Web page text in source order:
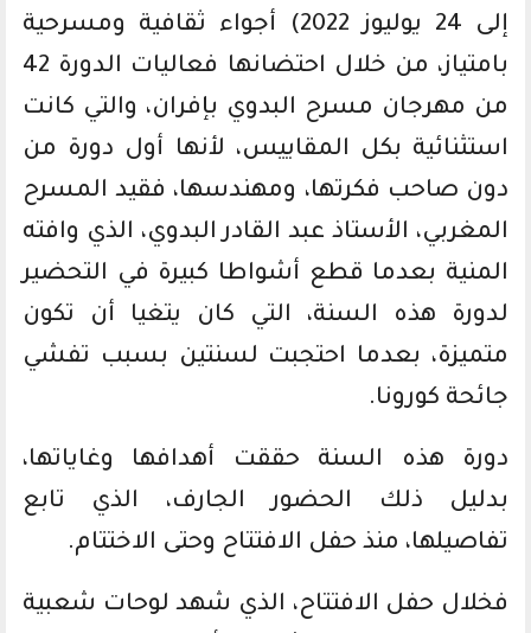
إلى 24 يوليوز 2022) أجواء ثقافية ومسرحية
بامتياز، من خلال احتضانها فعاليات الدورة 42
من مهرجان مسرح البدوي بإفران، والتي كانت
استثنائية بكل المقاييس، لأنها أول دورة من
دون صاحب فكرتها، ومهندسها، فقيد المسرح
المغربي، الأستاذ عبد القادر البدوي، الذي وافته
المنية بعدما قطع أشواطا كبيرة في التحضير
لدورة هذه السنة، التي كان يتغيا أن تكون
متميزة، بعدما احتجبت لسنتين بسبب تفشي
جائحة كورونا.
دورة هذه السنة حققت أهدافها وغاياتها،
بدليل ذلك الحضور الجارف، الذي تابع
تفاصيلها، منذ حفل الافتتاح وحتى الاختتام.
فخلال حفل الافتتاح، الذي شهد لوحات شعبية